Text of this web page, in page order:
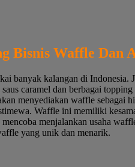
Bisnis Waffle Dan
banyak kalangan di
caramel dan berbagai
menyediakan waffle sebagai
Waffle ini memiliki
menjalankan usaha
yang unik dan menarik.